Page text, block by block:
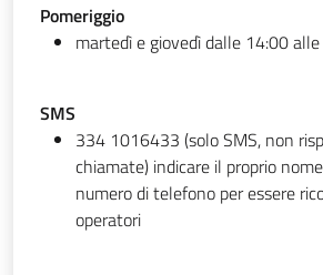
Pomeriggio
martedì e giovedì dalle 14:00
SMS
334 1016433 (solo SMS, non
chiamate) indicare il proprio
numero di telefono per essere
operatori